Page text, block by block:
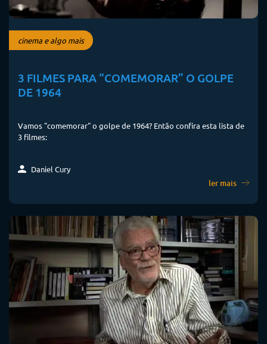
cinema e algo mais
3 FILMES PARA “COMEMORAR” O GOLPE
DE 1964
Vamos "comemorar" o golpe de 1964? Então confira esta lista de
3 filmes:
Daniel Cury
ler mais